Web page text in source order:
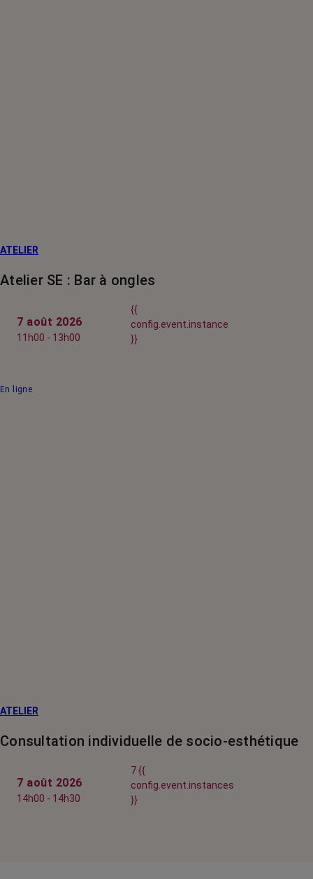
ATELIER
Atelier SE : Bar à ongles
7 août 2026
11h00 - 13h00
{{
config.event.instance
}}
En ligne
ATELIER
Consultation individuelle de socio-esthétique
7 août 2026
14h00 - 14h30
7 {{
config.event.instances
}}